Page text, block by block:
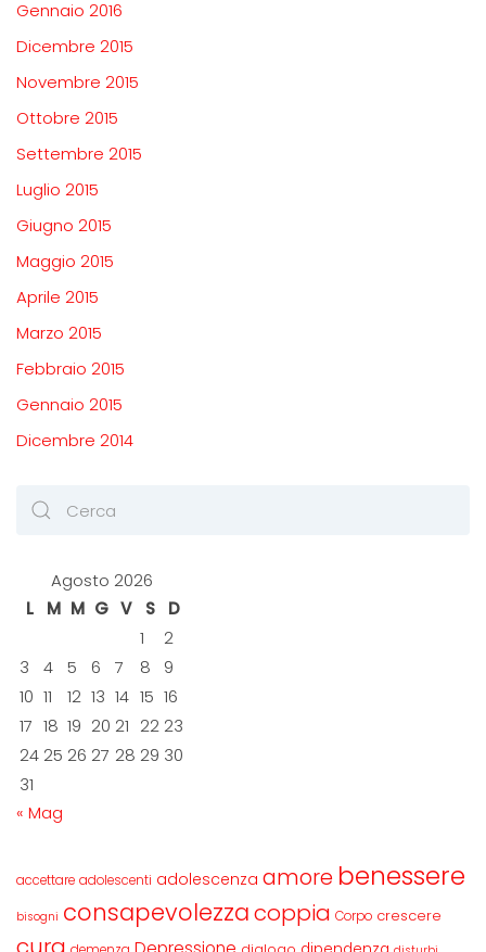
Gennaio 2016
Dicembre 2015
Novembre 2015
Ottobre 2015
Settembre 2015
Luglio 2015
Giugno 2015
Maggio 2015
Aprile 2015
Marzo 2015
Febbraio 2015
Gennaio 2015
Dicembre 2014
Agosto 2026
L
M M G V S
D
1
2
3
4 5 6 7 8
9
10 11 12 13 14 15 16
17 18 19 20 21 22 23
24 25 26 27 28 29 30
31
« Mag
accettare adolescenti adolescenza amore benessere
bisogni consapevolezzacoppia Corpo crescere